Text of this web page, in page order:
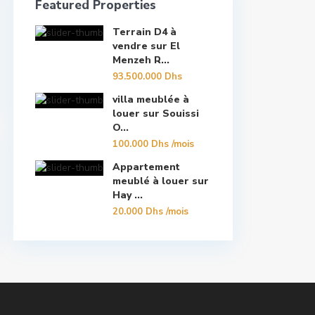
Featured Properties
Terrain D4 à
vendre sur El
Menzeh R...
93.500.000 Dhs
villa meublée à
louer sur Souissi
O...
100.000 Dhs/mois
Appartement
meublé à louer sur
Hay ...
20.000 Dhs/mois